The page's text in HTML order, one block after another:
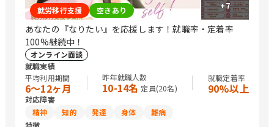
+7
就労移行支援 空きあり
あなたの『なりたい』を応援します！就職率・定着率
100%継続中！
オンライン面談
就職実績
平均利用期間
6〜12ヶ月
昨年就職人数
10-14名 定員(20名)
就職定着率
90%以上
対応障害
精神
知的 発達 身体
難病
特徴